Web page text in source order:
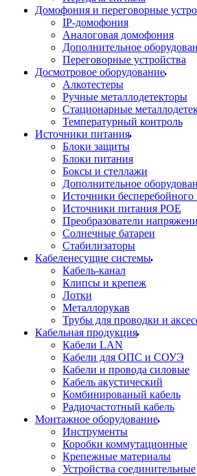
Домофония и переговорные
IP-домофония
Аналоговая домофония
Дополнительное
Переговорные устройства
Досмотровое оборудование
Алкотестеры
Ручные металлодетекторы
Стационарные
Температурный контроль
Источники питания
Блоки защиты
Блоки питания
Боксы и стеллажи
Дополнительное
Источники бесперебойного
Источники питания POE
Преобразователи
Солнечные батареи
Стабилизаторы
Кабеленесущие системы
Кабель-канал
Клипсы и крепеж
Лотки
Металлорукав
Трубы для проводки и
Кабельная продукция
Кабели LAN
Кабели для ОПС и СОУЭ
Кабели и провода силовые
Кабель акустический
Комбинированый кабель
Радиочастотный кабель
Монтажное оборудование
Инструменты
Коробки коммутационные
Крепежные материалы
Устройства соединительные